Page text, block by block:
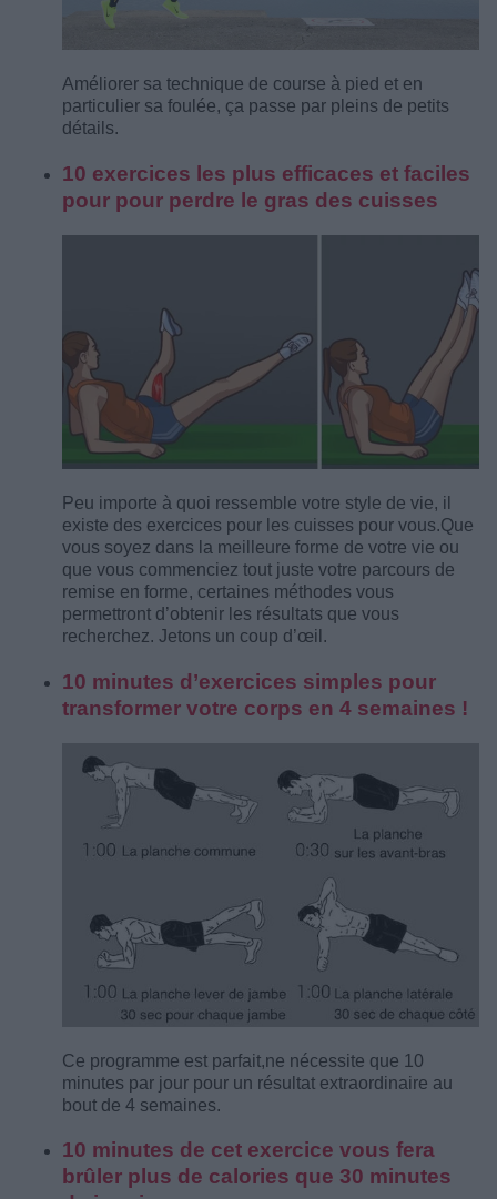
Améliorer sa technique de course à pied et en
particulier sa foulée, ça passe par pleins de petits
détails.
10 exercices les plus efficaces et faciles
pour pour perdre le gras des cuisses
Peu importe à quoi ressemble votre style de vie, il
existe des exercices pour les cuisses pour vous.Que
vous soyez dans la meilleure forme de votre vie ou
que vous commenciez tout juste votre parcours de
remise en forme, certaines méthodes vous
permettront d’obtenir les résultats que vous
recherchez. Jetons un coup d’œil.
10 minutes d’exercices simples pour
transformer votre corps en 4 semaines !
Ce programme est parfait,ne nécessite que 10
minutes par jour pour un résultat extraordinaire au
bout de 4 semaines.
10 minutes de cet exercice vous fera
brûler plus de calories que 30 minutes